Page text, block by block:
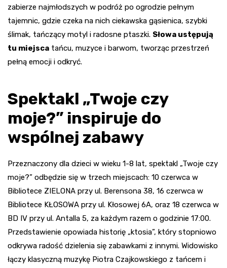
zabierze najmłodszych w podróż po ogrodzie pełnym
tajemnic, gdzie czeka na nich ciekawska gąsienica, szybki
ślimak, tańczący motyl i radosne ptaszki. Słowa ustępują
tu miejsca tańcu, muzyce i barwom, tworząc przestrzeń
pełną emocji i odkryć.
Spektakl „Twoje czy
moje?” inspiruje do
wspólnej zabawy
Przeznaczony dla dzieci w wieku 1-8 lat, spektakl „Twoje czy
moje?” odbędzie się w trzech miejscach: 10 czerwca w
Bibliotece ZIELONA przy ul. Berensona 38, 16 czerwca w
Bibliotece KŁOSOWA przy ul. Kłosowej 6A, oraz 18 czerwca w
BD IV przy ul. Antalla 5, za każdym razem o godzinie 17:00.
Przedstawienie opowiada historię „ktosia”, który stopniowo
odkrywa radość dzielenia się zabawkami z innymi. Widowisko
łączy klasyczną muzykę Piotra Czajkowskiego z tańcem i